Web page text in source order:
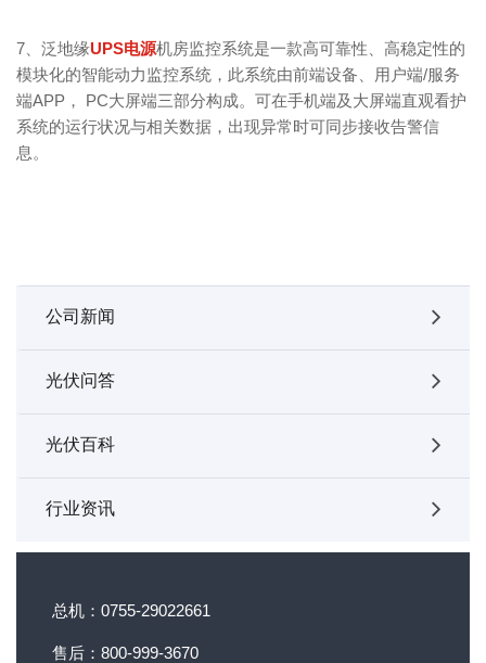
7、泛地缘UPS电源机房监控系统是一款高可靠性、高稳定性的
模块化的智能动力监控系统，此系统由前端设备、用户端/服务
端APP， PC大屏端三部分构成。可在手机端及大屏端直观看护
系统的运行状况与相关数据，出现异常时可同步接收告警信
息。
公司新闻
光伏问答
光伏百科
行业资讯
总机：0755-29022661
售后：800-999-3670